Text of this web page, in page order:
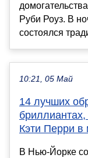
Руби Роуз. В
состоялся
10:21, 05 Май
14 лучших
Кэти Перри в
В Нью-Йорке